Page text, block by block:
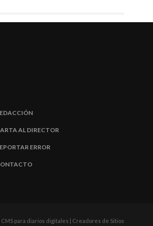
AL DIRECTOR
ERROR
CMS para diarios digitales | Creadores de Sitios